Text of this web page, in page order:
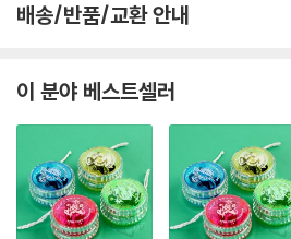
배송/반품/교환 안내
이 분야 베스트셀러